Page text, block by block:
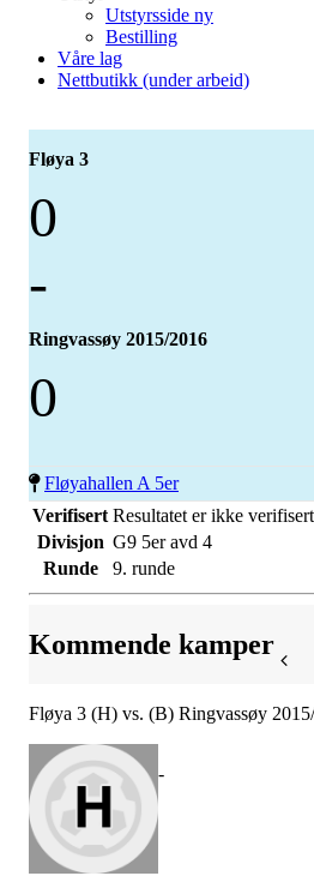
Utstyrsside ny
Bestilling
Våre lag
Nettbutikk (under arbeid)
Fløya 3
0
-
Ringvassøy 2015/2016
0
Fløyahallen A 5er
Verifisert Resultatet er ikke verifisert
Divisjon G9 5er avd 4
Runde
9. runde
Kommende kamper
Fløya 3 (H) vs. (B) Ringvassøy
-